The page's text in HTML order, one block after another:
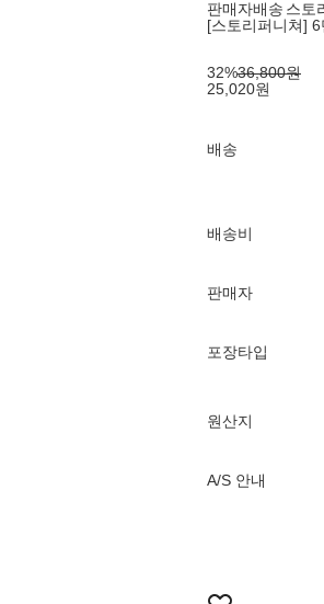
판매자배송 스토
[스토리퍼니쳐]
32%36,800원
25,020원
배송
배송비
판매자
포장타입
원산지
A/S 안내